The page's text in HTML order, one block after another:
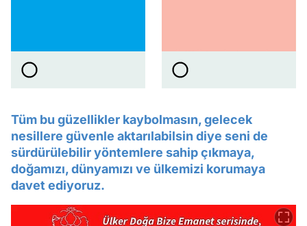
Tüm bu güzellikler kaybolmasın, gelecek
nesillere güvenle aktarılabilsin diye seni de
sürdürülebilir yöntemlere sahip çıkmaya,
doğamızı, dünyamızı ve ülkemizi korumaya
davet ediyoruz.